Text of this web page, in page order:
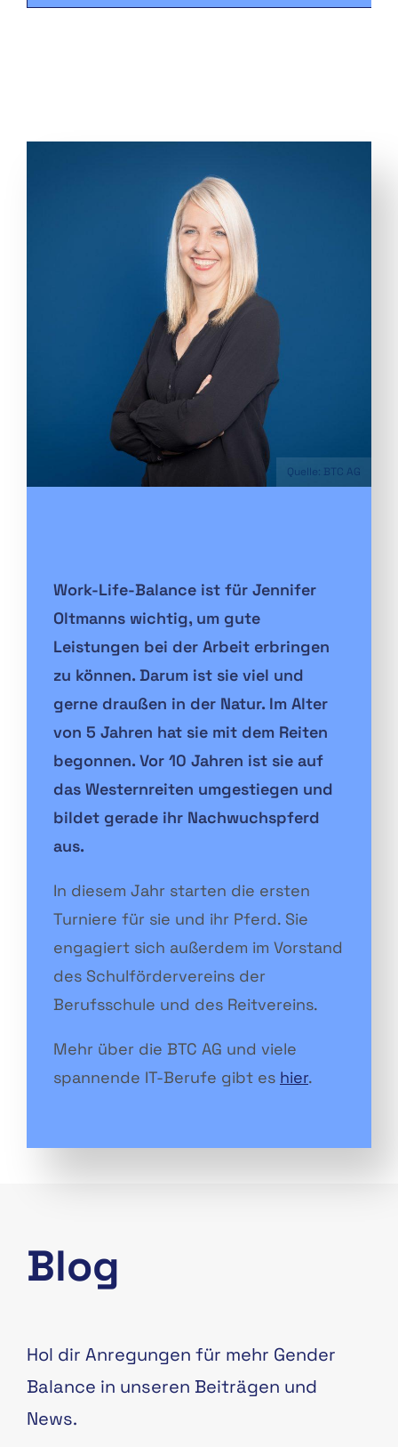
Quelle: BTC AG
Work-Life-Balance ist für Jennifer
Oltmanns wichtig, um gute
Leistungen bei der Arbeit erbringen
zu können. Darum ist sie viel und
gerne draußen in der Natur. Im Alter
von 5 Jahren hat sie mit dem Reiten
begonnen. Vor 10 Jahren ist sie auf
das Westernreiten umgestiegen und
bildet gerade ihr Nachwuchspferd
aus.
In diesem Jahr starten die ersten
Turniere für sie und ihr Pferd. Sie
engagiert sich außerdem im Vorstand
des Schulfördervereins der
Berufsschule und des Reitvereins.
Mehr über die BTC AG und viele
spannende IT-Berufe gibt es hier.
Blog
Hol dir Anregungen für mehr Gender
Balance in unseren Beiträgen und
News.